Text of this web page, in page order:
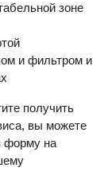
зоне
и фильтром и
получить
вы можете
форму на